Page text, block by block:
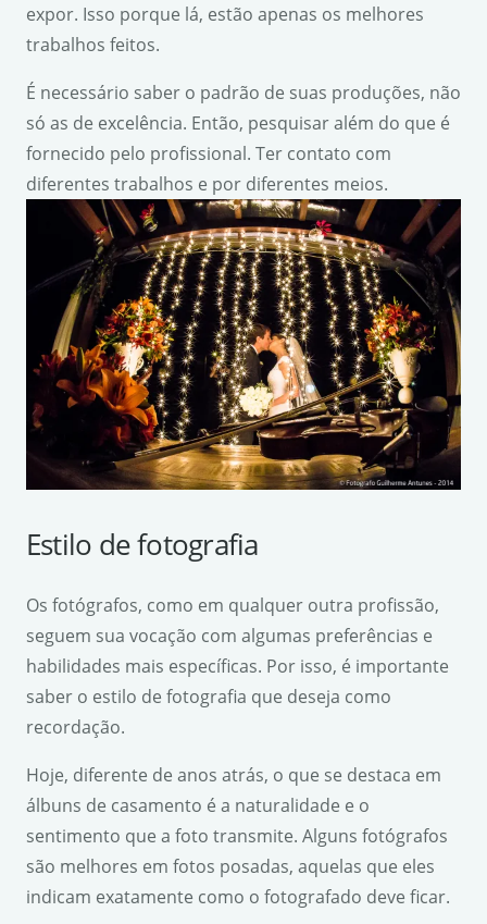
expor. Isso porque lá, estão apenas os melhores
trabalhos feitos.
É necessário saber o padrão de suas produções, não
só as de excelência. Então, pesquisar além do que é
fornecido pelo profissional. Ter contato com
diferentes trabalhos e por diferentes meios.
Estilo de fotografia
Os fotógrafos, como em qualquer outra profissão,
seguem sua vocação com algumas preferências e
habilidades mais específicas. Por isso, é importante
saber o estilo de fotografia que deseja como
recordação.
Hoje, diferente de anos atrás, o que se destaca em
álbuns de casamento é a naturalidade e o
sentimento que a foto transmite. Alguns fotógrafos
são melhores em fotos posadas, aquelas que eles
indicam exatamente como o fotografado deve ficar.